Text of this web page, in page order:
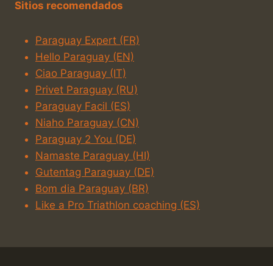
Sitios recomendados
Paraguay Expert (FR)
Hello Paraguay (EN)
Ciao Paraguay (IT)
Privet Paraguay (RU)
Paraguay Facil (ES)
Niaho Paraguay (CN)
Paraguay 2 You (DE)
Namaste Paraguay (HI)
Gutentag Paraguay (DE)
Bom dia Paraguay (BR)
Like a Pro Triathlon coaching (ES)